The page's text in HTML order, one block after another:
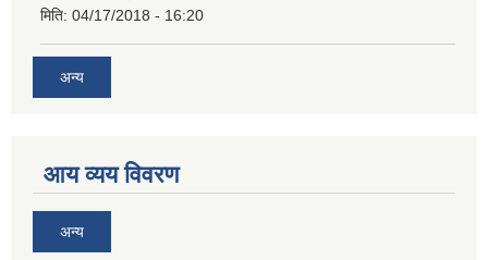
मिति: 04/17/2018 - 16:20
अन्य
आय व्यय विवरण
अन्य